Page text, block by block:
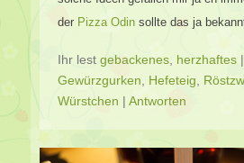
der Pizza Odin sollte das ja
Ihr lest gebackenes, herzhaftes |
Gewürzgurken, Hefeteig,
Würstchen | Antworten